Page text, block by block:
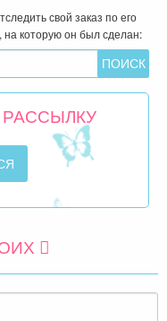
свой заказ по его
на которую он был сделан: